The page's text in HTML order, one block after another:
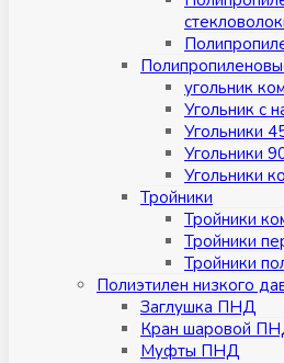
угольник
Угольник с
Угольники
Угольники
Угольники
Тройники
Тройники
Тройники
Тройники
Полиэтилен низкого
Заглушка ПНД
Кран шаровой
Муфты ПНД